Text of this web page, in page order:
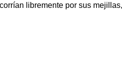
libremente por sus